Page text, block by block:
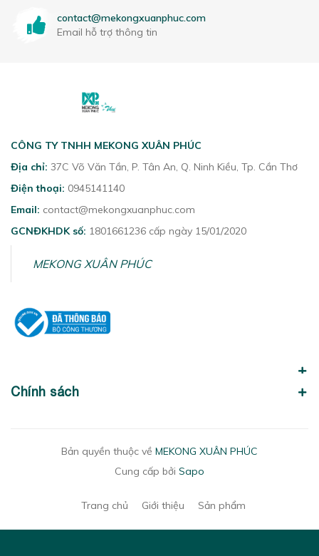
contact@mekongxuanphuc.com
Email hỗ trợ thông tin
CÔNG TY TNHH MEKONG XUÂN PHÚC
Địa chỉ: 37C Võ Văn Tần, P. Tân An, Q. Ninh Kiều, Tp. Cần Thơ
Điện thoại: 0945141140
Email: contact@mekongxuanphuc.com
GCNĐKHDK số: 1801661236 cấp ngày 15/01/2020
MEKONG XUÂN PHÚC
Chính sách
Bản quyền thuộc về MEKONG XUÂN PHÚC
Cung cấp bởi Sapo
Trang chủ Giới thiệu Sản phẩm